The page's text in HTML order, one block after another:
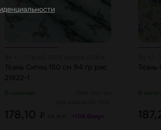
В наличии В